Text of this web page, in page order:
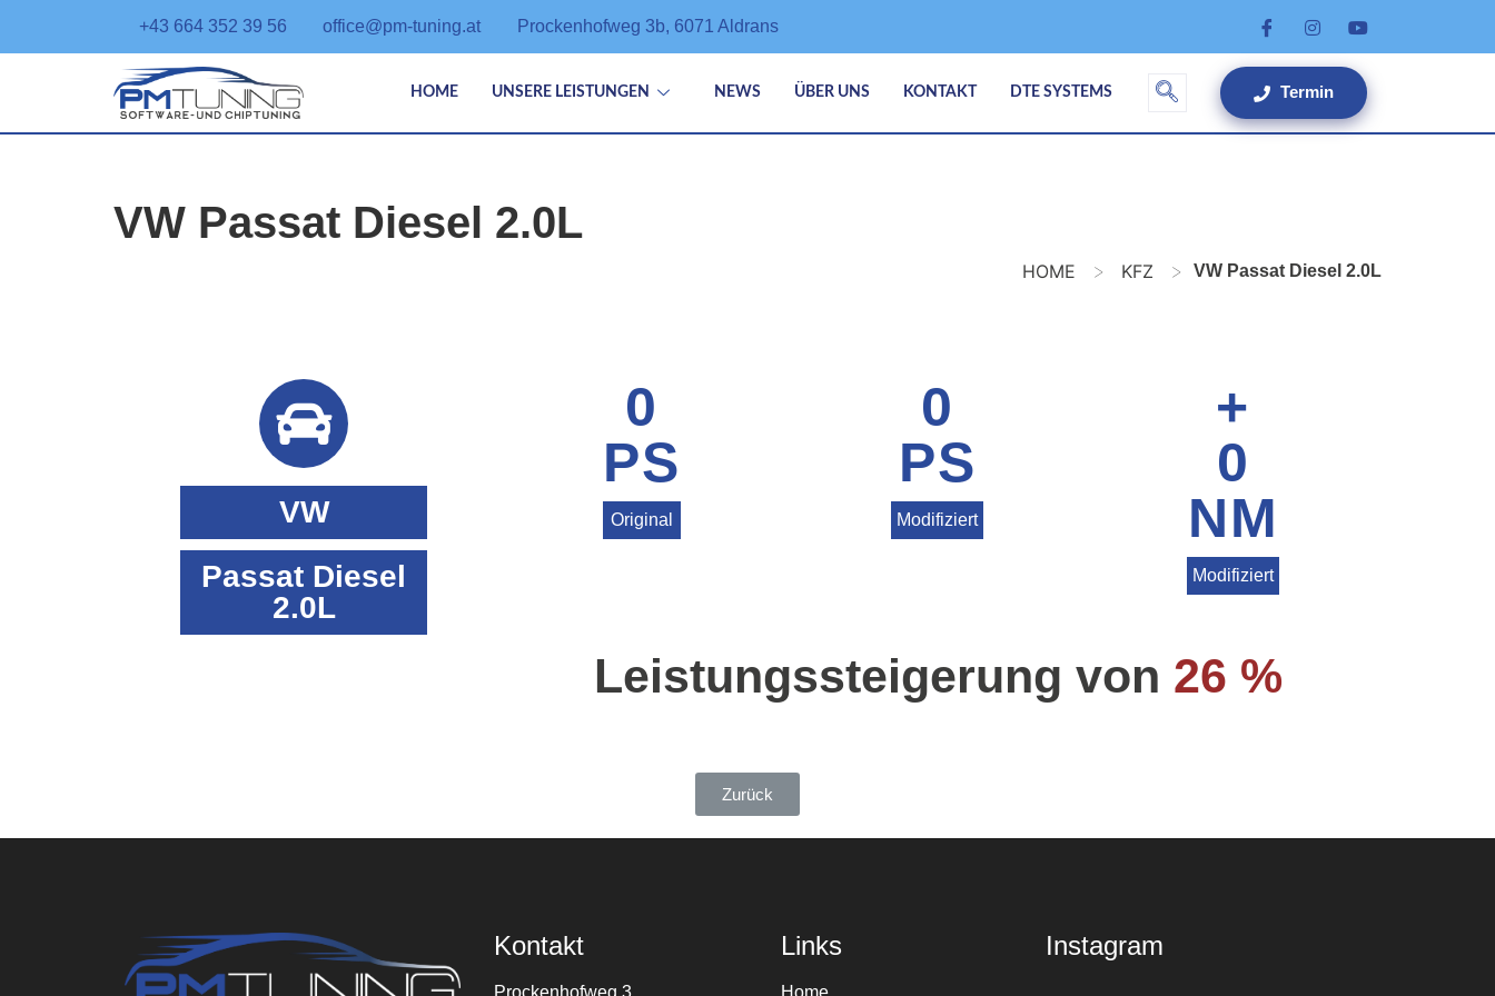
+43 664 352 39 56 office@pm-tuning.at Prockenhofweg 3b, 6071 Aldrans
HOME UNSERE LEISTUNGEN NEWS ÜBER UNS KONTAKT DTE SYSTEMS Termin
VW Passat Diesel 2.0L
HOME > KFZ > VW Passat Diesel 2.0L
VW
Passat Diesel
2.0L
0
PS
Original
0
PS
Modifiziert
+
0
NM
Modifiziert
Leistungssteigerung von 26 %
Zurück
Kontakt
Prockenhofweg 3
Links
Home
Instagram